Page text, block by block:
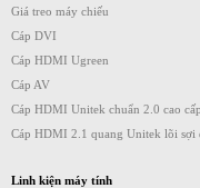
Giá treo máy chiếu
Cáp DVI
Cáp HDMI Ugreen
Cáp AV
Cáp HDMI Unitek chuẩn 2.0 cao cấp
Cáp HDMI 2.1 quang Unitek lõi sợi
Linh kiện máy tính